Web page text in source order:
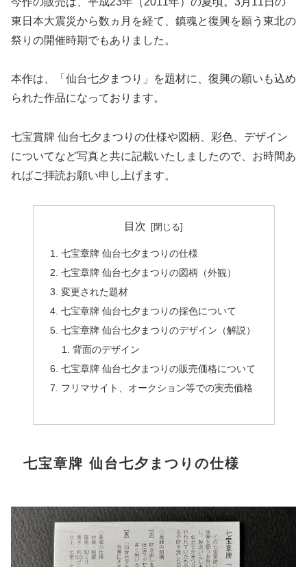
東日本大震災から数ヵ月を経て、鎮魂と復興を願う東北の
祭りの開催時期でもありました。
本作は、「仙台七夕まつり」を題材に、復興の願いも込め
られた作品になっております。
七宝賞牌 仙台七夕まつりの仕様や図柄、彩色、デザイン
についてなど写真と共に記載いたしましたので、お時間あ
ればご拝読お願い申し上げます。
目次
七宝章牌 仙台七夕まつりの仕様
七宝章牌 仙台七夕まつりの図柄（外観）
変更された題材
七宝章牌 仙台七夕まつりの採色について
七宝章牌 仙台七夕まつりのデザイン（解説）
背面のデザイン
七宝章牌 仙台七夕まつりの販売価格について
フリマサイト、オークション等での実売価格
七宝章牌 仙台七夕まつりの仕様